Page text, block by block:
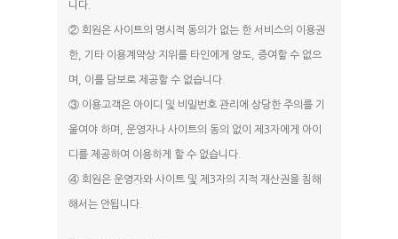
니다.
② 회원은 사이트의 명시적 동의가 없는 한 서비스의 이용권
한, 기타 이용계약상 지위를 타인에게 양도, 증여할 수 없으
며, 이를 담보로 제공할 수 없습니다.
③ 이용고객은 아이디 및 비밀번호 관리에 상당한 주의를 기
울여야 하며, 운영자나 사이트의 동의 없이 제3자에게 아이
디를 제공하여 이용하게 할 수 없습니다.
④ 회원은 운영자와 사이트 및 제3자의 지적 재산권을 침해
해서는 안됩니다.